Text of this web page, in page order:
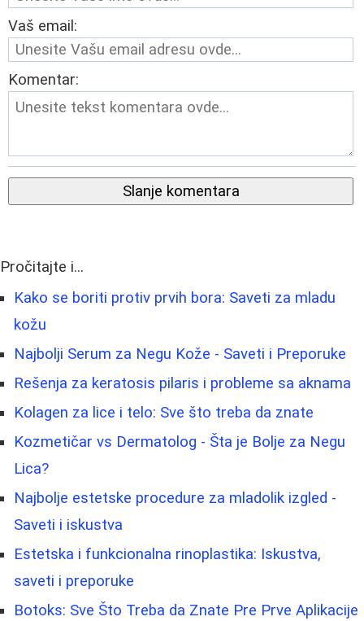
Vaš email:
Komentar:
Slanje komentara
Pročitajte i...
Kako se boriti protiv prvih bora: Saveti za mladu
kožu
Najbolji Serum za Negu Kože - Saveti i Preporuke
Rešenja za keratosis pilaris i probleme sa aknama
Kolagen za lice i telo: Sve što treba da znate
Kozmetičar vs Dermatolog - Šta je Bolje za Negu
Lica?
Najbolje estetske procedure za mladolik izgled -
Saveti i iskustva
Estetska i funkcionalna rinoplastika: Iskustva,
saveti i preporuke
Botoks: Sve Što Treba da Znate Pre Prve Aplikacije